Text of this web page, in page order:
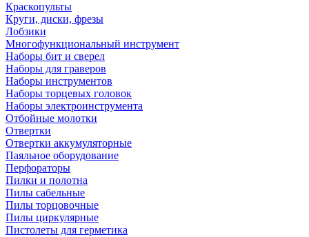
Краскопульты
Круги, диски, фрезы
Лобзики
Многофункциональный инструмент
Наборы бит и сверел
Наборы для граверов
Наборы инструментов
Наборы торцевых головок
Наборы электроинструмента
Отбойные молотки
Отвертки
Отвертки аккумуляторные
Паяльное оборудование
Перфораторы
Пилки и полотна
Пилы сабельные
Пилы торцовочные
Пилы циркулярные
Пистолеты для герметика